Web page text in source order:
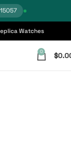
Watches
0 $